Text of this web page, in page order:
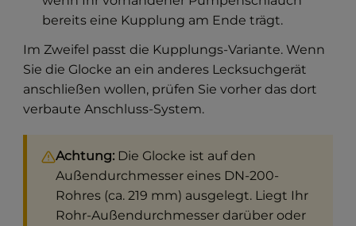
bereits eine Kupplung am Ende trägt.
Im Zweifel passt die Kupplungs-Variante. Wenn
Sie die Glocke an ein anderes Lecksuchgerät
anschließen wollen, prüfen Sie vorher das dort
verbaute Anschluss-System.
Achtung: Die Glocke ist auf den
Außendurchmesser eines DN-200-
Rohres (ca. 219 mm) ausgelegt. Liegt Ihr
Rohr-Außendurchmesser darüber oder